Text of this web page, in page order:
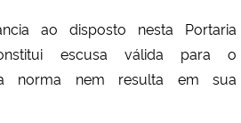
ao disposto nesta Portaria
escusa válida para o
norma nem resulta em sua